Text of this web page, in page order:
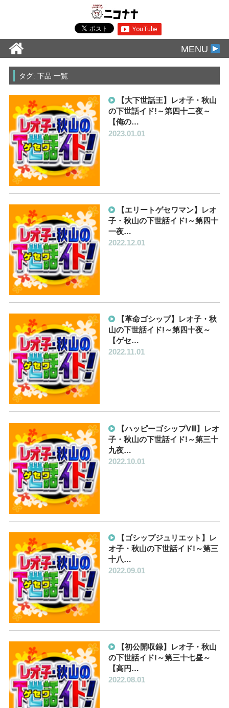
MENU
タグ: 下品 一覧
【大下世話王】レオ子・秋山
の下世話イド!～第四十二夜～
【俺の…
2023.01.01
【エリートゲセワマン】レオ
子・秋山の下世話イド!～第四十
一夜…
2022.12.01
【革命ゴシップ】レオ子・秋
山の下世話イド!～第四十夜～
【ゲセ…
2022.11.01
【ハッピーゴシップVⅢ】レオ
子・秋山の下世話イド!～第三十
九夜…
2022.10.01
【ゴシップジュリエット】レ
オ子・秋山の下世話イド!～第三
十八…
2022.09.01
【初公開収録】レオ子・秋山
の下世話イド!～第三十七昼～
【高円…
2022.08.01